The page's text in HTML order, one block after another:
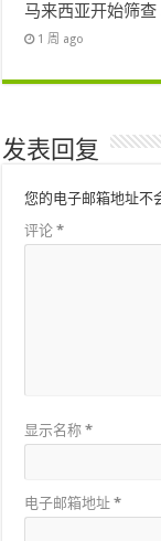
马来西亚开始筛
1 周 ago
发表回复
您的电子邮箱地址不
评论*
显示名称*
电子邮箱地址*